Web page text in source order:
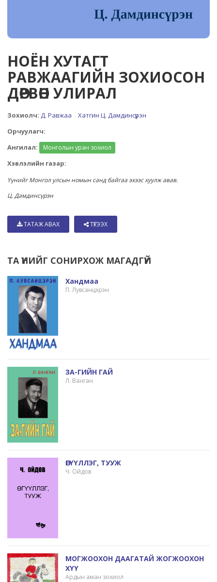
НОЁН ХУТАГТ
РАВЖААГИЙН ЗОХИОСОН
ДӨРВӨН УЛИРАЛ
Зохиолч: Д. Равжаа
Хатгин Ц. Дамдинсүрэн
Орчуулагч:
Ангилал:
Монголын уран зохиол
Хэвлэлийн газар:
Үүнийг Монгол улсын номын санд байгаа эхээс хуулж авав.
Ц. Дамдинсүрэн
ТАТАЖ АВАХ ТҮГЭЭХ
ТА ҮҮНИЙГ СОНИРХОЖ МАГАДГҮЙ
Хандмаа
П. Лувсанцэрэн
ЗА-ГИЙН ГАЙ
Л. Ванган
ӨГҮҮЛЛЭГ, ТУУЖ
Ч. Ойдов
МОГЖООХОН ДААГАТАЙ ЖОГЖООХОН
ХҮҮ
Ардын аман зохиол